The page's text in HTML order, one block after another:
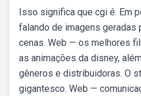
Isso significa que cgi é. Em
falando de imagens geradas
cenas. Web — os melhores
as animações da disney,
gêneros e distribuidoras. O
gigantesco. Web —